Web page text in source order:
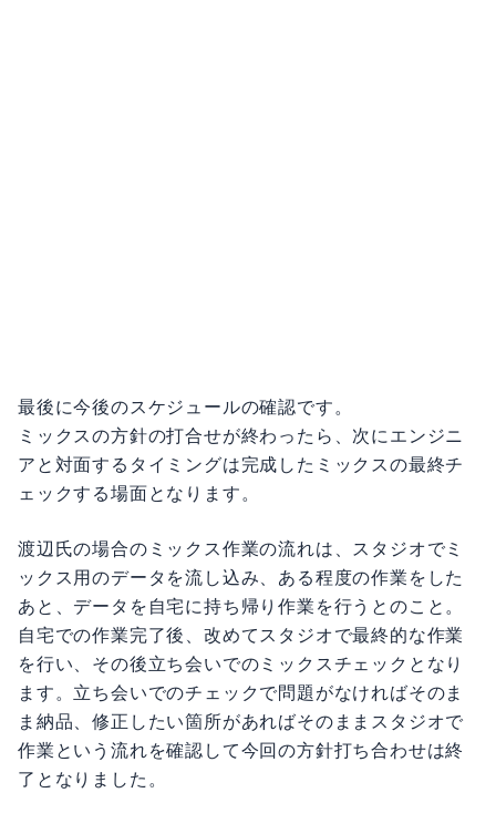
最後に今後のスケジュールの確認です。
ミックスの方針の打合せが終わったら、次にエンジニ
アと対面するタイミングは完成したミックスの最終チ
ェックする場面となります。
渡辺氏の場合のミックス作業の流れは、スタジオでミ
ックス用のデータを流し込み、ある程度の作業をした
あと、データを自宅に持ち帰り作業を行うとのこと。
自宅での作業完了後、改めてスタジオで最終的な作業
を行い、その後立ち会いでのミックスチェックとなり
ます。立ち会いでのチェックで問題がなければそのま
ま納品、修正したい箇所があればそのままスタジオで
作業という流れを確認して今回の方針打ち合わせは終
了となりました。